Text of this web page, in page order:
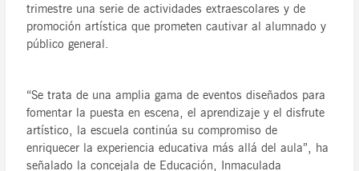
trimestre una serie de actividades extraescolares y de
promoción artística que prometen cautivar al alumnado y
público general.
“Se trata de una amplia gama de eventos diseñados para
fomentar la puesta en escena, el aprendizaje y el disfrute
artístico, la escuela continúa su compromiso de
enriquecer la experiencia educativa más allá del aula”, ha
señalado la concejala de Educación, Inmaculada